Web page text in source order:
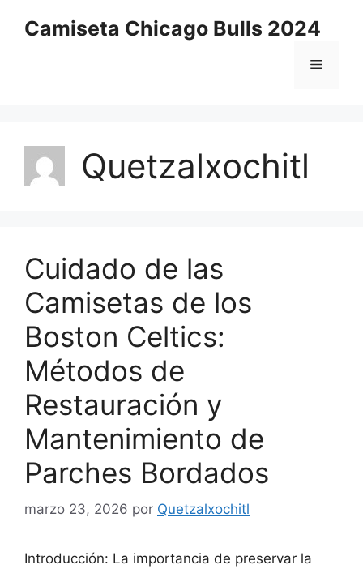
Camiseta Chicago Bulls 2024
Menú
Quetzalxochitl
Cuidado de las
Camisetas de los
Boston Celtics:
Métodos de
Restauración y
Mantenimiento de
Parches Bordados
marzo 23, 2026 por Quetzalxochitl
Introducción: La importancia de preservar la